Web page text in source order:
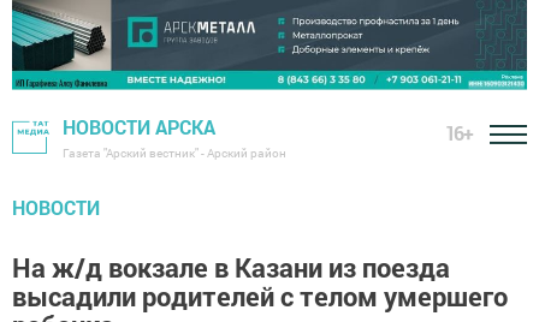
НОВОСТИ АРСКА
Газета "Арский вестник" - Арский район
16+
НОВОСТИ
На ж/д вокзале в Казани из поезда
высадили родителей с телом умершего